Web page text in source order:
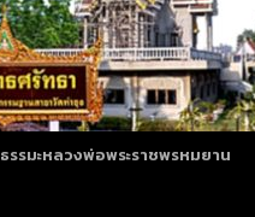
ธรรมะหลวงพ่อพระราชพรหมยาน